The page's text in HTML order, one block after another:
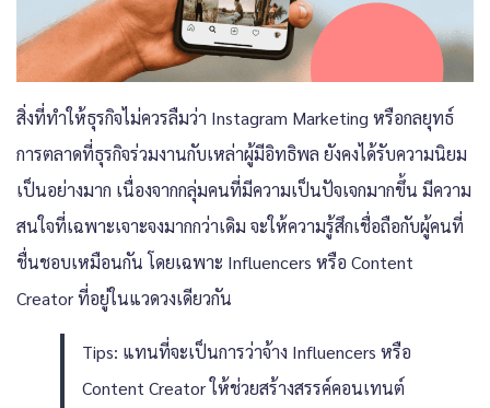
สิ่งที่ทำให้ธุรกิจไม่ควรลืมว่า Instagram Marketing หรือกลยุทธ์
การตลาดที่ธุรกิจร่วมงานกับเหล่าผู้มีอิทธิพล ยังคงได้รับความนิยม
เป็นอย่างมาก เนื่องจากกลุ่มคนที่มีความเป็นปัจเจกมากขึ้น มีความ
สนใจที่เฉพาะเจาะจงมากกว่าเดิม จะให้ความรู้สึกเชื่อถือกับผู้คนที่
ชื่นชอบเหมือนกัน โดยเฉพาะ Influencers หรือ Content
Creator ที่อยู่ในแวดวงเดียวกัน
Tips: แทนที่จะเป็นการว่าจ้าง Influencers หรือ
Content Creator ให้ช่วยสร้างสรรค์คอนเทนต์